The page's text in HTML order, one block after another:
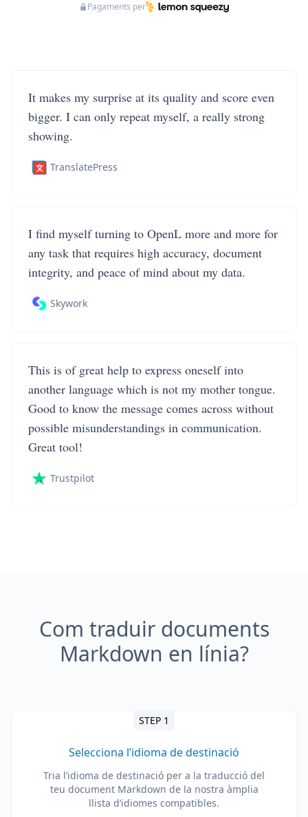
Pagaments per
It makes my surprise at its quality and score even
bigger. I can only repeat myself, a really strong
showing.
TranslatePress
I find myself turning to OpenL more and more for
any task that requires high accuracy, document
integrity, and peace of mind about my data.
Skywork
This is of great help to express oneself into
another language which is not my mother tongue.
Good to know the message comes across without
possible misunderstandings in communication.
Great tool!
Trustpilot
Com traduir documents
Markdown en línia?
STEP 1
Selecciona l’idioma de destinació
Tria l’idioma de destinació per a la traducció del
teu document Markdown de la nostra àmplia
llista d’idiomes compatibles.